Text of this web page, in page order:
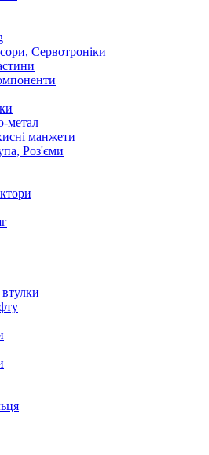
Сервотроніки
метал
манжети
Роз'єми